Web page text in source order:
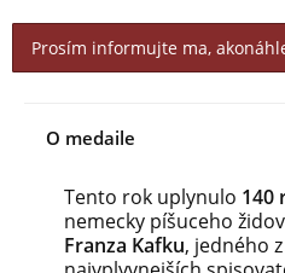
Prosím informujte ma,
O medaile
Tento rok uplynulo 140
nemecky píšuceho
Franza Kafku, jedného